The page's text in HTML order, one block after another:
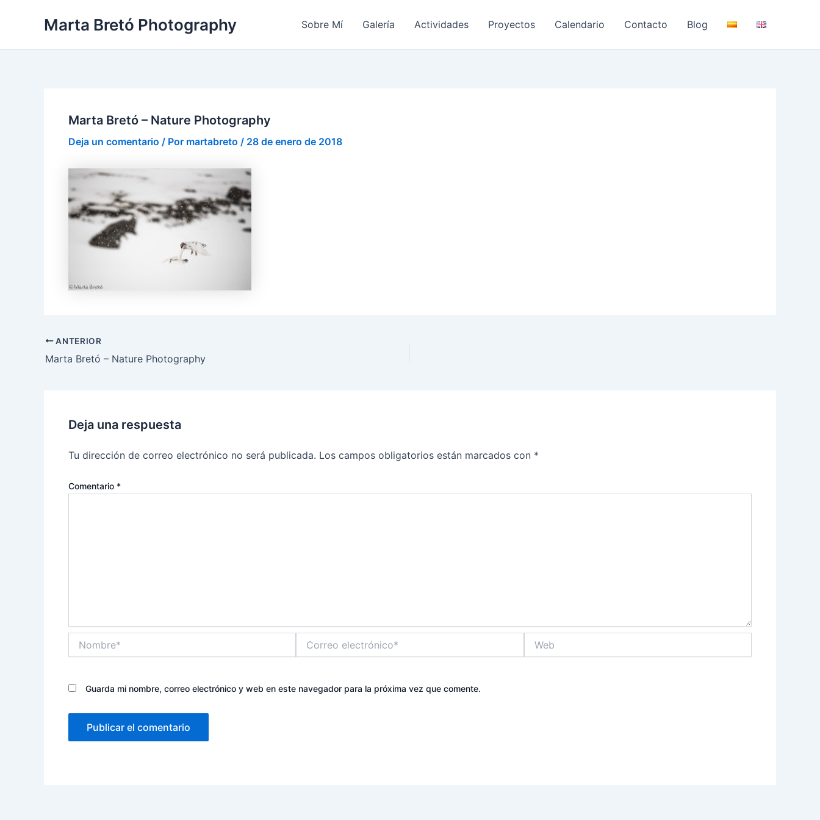
Marta Bretó Photography Sobre Mí Galería Actividades Proyectos Calendario Contacto Blog
Marta Bretó – Nature Photography
Deja un comentario / Por martabreto / 28 de enero de 2018
de
ANTERIOR
Marta Bretó – Nature Photography
Deja una respuesta
Tu dirección de correo electrónico no será publicada. Los campos obligatorios están marcados con *
Comentario *
electrónico*
Guarda mi nombre, correo electrónico y web en este navegador para la próxima vez que comente.